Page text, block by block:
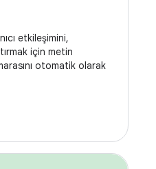
etkileşimini,
için metin
otomatik olarak